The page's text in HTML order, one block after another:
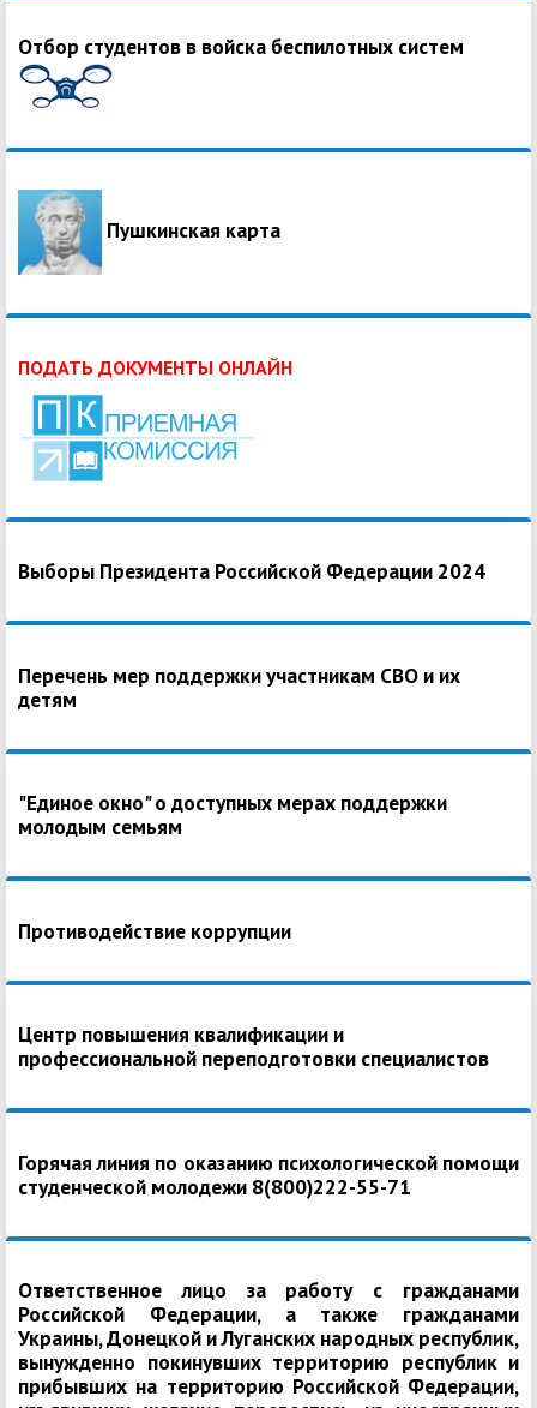
Отбор студентов в войска беспилотных систем
Пушкинская карта
ПОДАТЬ ДОКУМЕНТЫ ОНЛАЙН
Выборы Президента Российской Федерации 2024
Перечень мер поддержки участникам СВО и их
детям
"Единое окно" о доступных мерах поддержки
молодым семьям
Противодействие коррупции
Центр повышения квалификации и
профессиональной переподготовки специалистов
Горячая линия по оказанию психологической помощи
студенческой молодежи 8(800)222-55-71
Ответственное лицо за работу с гражданами
Российской Федерации, а также гражданами
Украины, Донецкой и Луганских народных республик,
вынужденно покинувших территорию республик и
прибывших на территорию Российской Федерации,